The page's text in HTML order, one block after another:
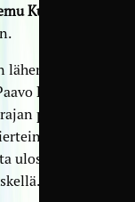
Kulmala
Kujala
päällä
ulos